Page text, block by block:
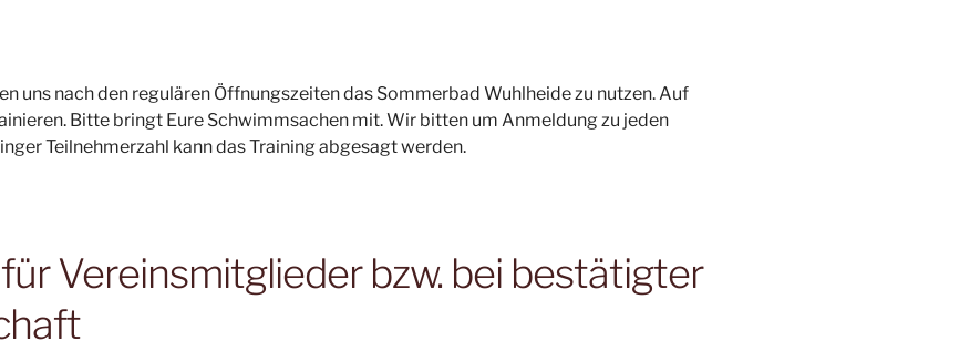
uns nach den regulären Öffnungszeiten das Sommerbad Wuhlheide zu nutzen. Auf
Bitte bringt Eure Schwimmsachen mit. Wir bitten um Anmeldung zu jeden
Teilnehmerzahl kann das Training abgesagt werden.
Vereinsmitglieder bzw. bei bestätigter